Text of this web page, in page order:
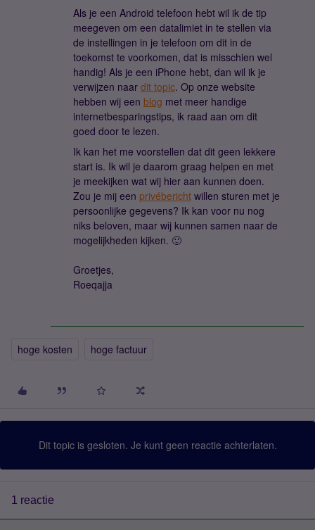
Als je een Android telefoon hebt wil ik de tip
meegeven om een datalimiet in te stellen via
de instellingen in je telefoon om dit in de
toekomst te voorkomen, dat is misschien wel
handig! Als je een iPhone hebt, dan wil ik je
verwijzen naar dit topic. Op onze website
hebben wij een blog met meer handige
internetbesparingstips, ik raad aan om dit
goed door te lezen.
Ik kan het me voorstellen dat dit geen lekkere
start is. Ik wil je daarom graag helpen en met
je meekijken wat wij hier aan kunnen doen.
Zou je mij een privébericht willen sturen met je
persoonlijke gegevens? Ik kan voor nu nog
niks beloven, maar wij kunnen samen naar de
mogelijkheden kijken. 🙂
Groetjes,
Roeqajja
hoge kosten hoge factuur
Dit topic is gesloten. Je kunt geen reactie achterlaten.
1 reactie